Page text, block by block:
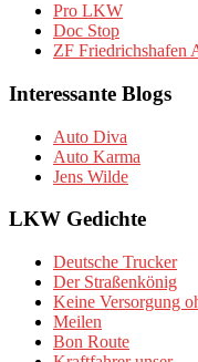
Pro LKW
Doc Stop
ZF Friedrichshafen
Interessante Blogs
Auto Diva
Auto Karma
Jens Wilde
LKW Gedichte
Deutsche Trucker
Der Straßenkönig
Keine Versorgung
Meilen
Bon Route